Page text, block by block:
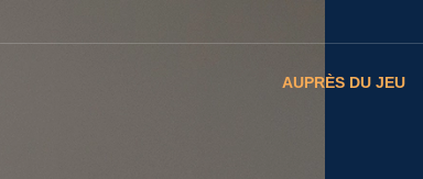
AUPRÈS DU JEU